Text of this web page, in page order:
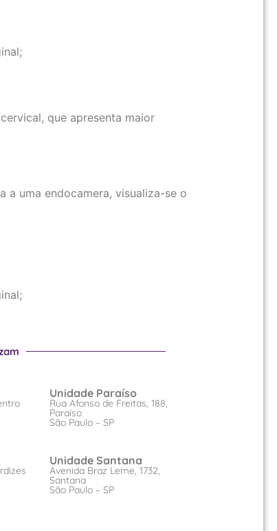
que apresenta maior
a uma endocamera, visualiza-se o
Unidade Paraíso
Rua Afonso de Freitas, 188,
Paraíso
São Paulo – SP
Unidade Santana
Avenida Braz Leme, 1732,
Santana
São Paulo – SP